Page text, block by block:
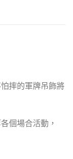
摔的軍牌吊飾將
個場合活動，